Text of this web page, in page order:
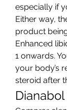
especially if
Either way,
product
Enhanced
1 onwards.
your body’s
steroid after